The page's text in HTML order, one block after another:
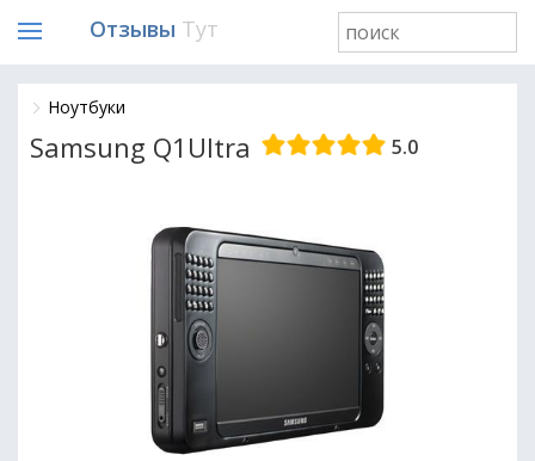
Отзывы Тут
Ноутбуки
Samsung Q1Ultra 5.0